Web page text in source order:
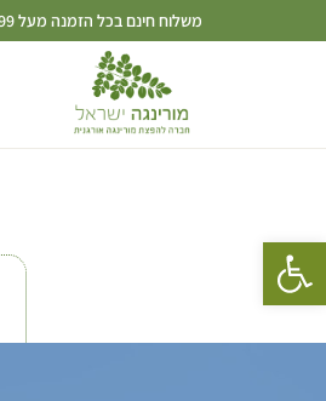
פתח סרגל נגישות
משלוח חינם בכל הזמנה מעל 299 ₪